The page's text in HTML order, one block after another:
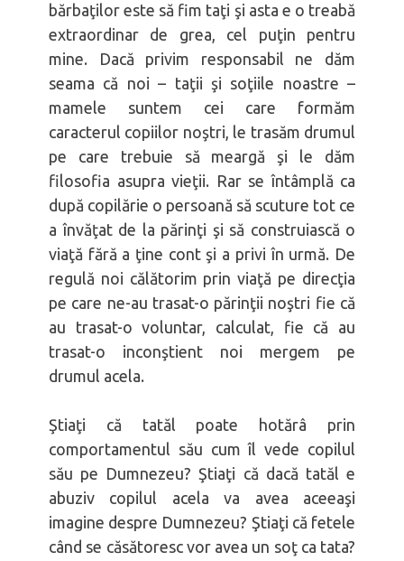
bărbaţilor este să fim taţi şi asta e o treabă
extraordinar de grea, cel puţin pentru
mine. Dacă privim responsabil ne dăm
seama că noi – taţii şi soţiile noastre –
mamele suntem cei care formăm
caracterul copiilor noştri, le trasăm drumul
pe care trebuie să meargă şi le dăm
filosofia asupra vieţii. Rar se întâmplă ca
după copilărie o persoană să scuture tot ce
a învăţat de la părinţi şi să construiască o
viaţă fără a ţine cont şi a privi în urmă. De
regulă noi călătorim prin viaţă pe direcţia
pe care ne-au trasat-o părinţii noştri fie că
au trasat-o voluntar, calculat, fie că au
trasat-o inconştient noi mergem pe
drumul acela.
Ştiaţi că tatăl poate hotărâ prin
comportamentul său cum îl vede copilul
său pe Dumnezeu? Ştiaţi că dacă tatăl e
abuziv copilul acela va avea aceeaşi
imagine despre Dumnezeu? Ştiaţi că fetele
când se căsătoresc vor avea un soţ ca tata?